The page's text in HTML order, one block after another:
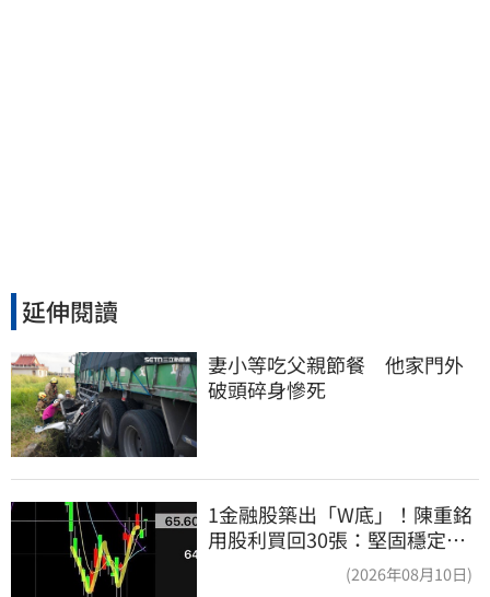
延伸閱讀
妻小等吃父親節餐　他家門外
破頭碎身慘死
1金融股築出「W底」！陳重銘
用股利買回30張：堅固穩定的
(2026年08月10日)